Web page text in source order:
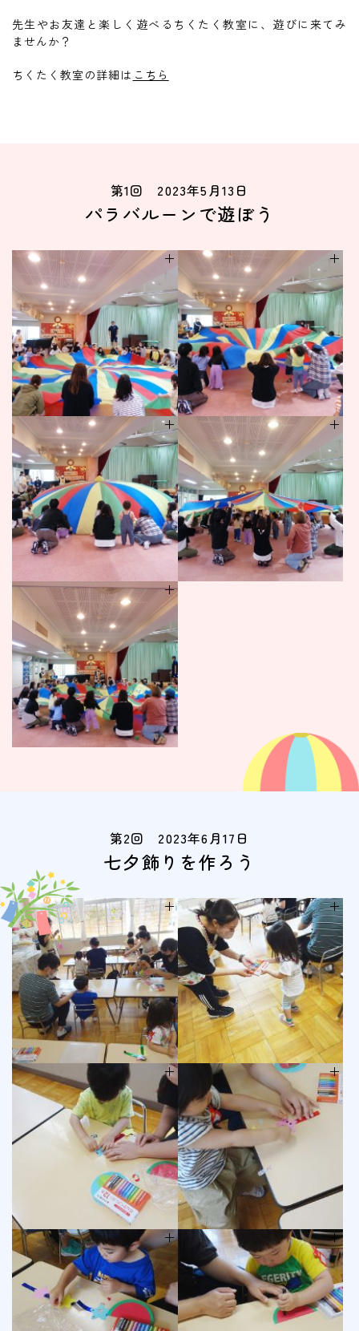
先生やお友達と楽しく遊べるちくたく教室に、遊びに来てみ
ませんか？
ちくたく教室の詳細は こちら
第1回 2023年5月13日
パラバルーンで遊ぼう
第2回 2023年6月17日
七夕飾りを作ろう